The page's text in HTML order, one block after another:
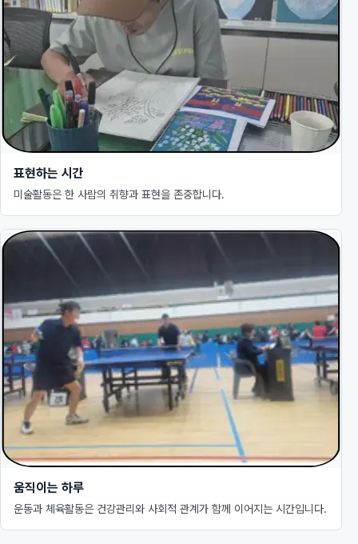
표현하는 시간
미술활동은 한 사람의 취향과 표현을 존중합니다.
움직이는 하루
운동과 체육활동은 건강관리와 사회적 관계가 함께 이어지는 시간입니다.